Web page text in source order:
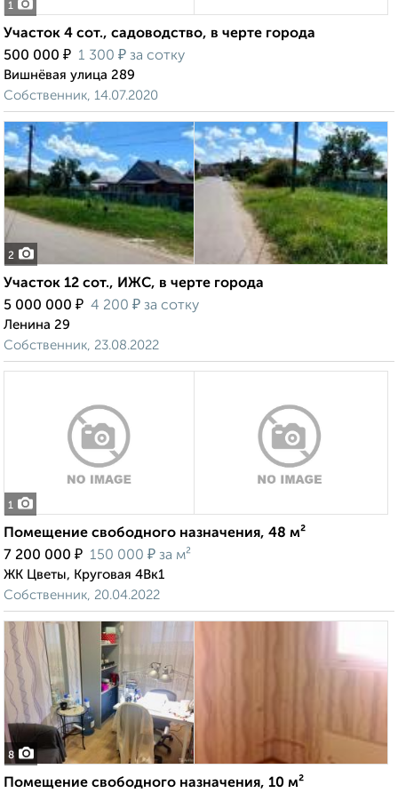
1
Участок 4 сот., садоводство, в черте города
500 000 ₽ 1 300 ₽ за сотку
Вишнёвая улица 289
Собственник, 14.07.2020
2
Участок 12 сот., ИЖС, в черте города
5 000 000 ₽ 4 200 ₽ за сотку
Ленина 29
Собственник, 23.08.2022
1
Помещение свободного назначения, 48 м²
7 200 000 ₽ 150 000 ₽ за м²
ЖК Цветы, Круговая 4Вк1
Собственник, 20.04.2022
8
Помещение свободного назначения, 10 м²